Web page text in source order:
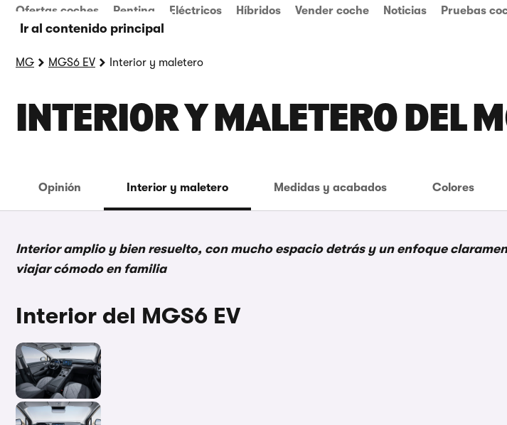
Ir al contenido principal
Ofertas coches Renting Eléctricos Híbridos Vender coche Noticias Pruebas
MG MGS6 EV Interior y maletero
INTERIOR Y MALETERO DEL
Opinión Interior y maletero Medidas y acabados Colores
Interior amplio y bien resuelto, con mucho espacio detrás y un enfoque
viajar cómodo en familia
Interior del MGS6 EV